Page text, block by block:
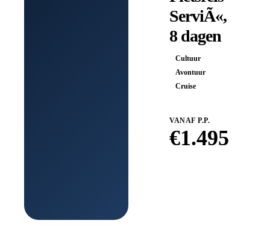
ServiÃ«,
8 dagen
Cultuur
Avontuur
Cruise
VANAF P.P.
€1.495